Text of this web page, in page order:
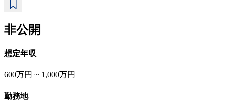
非公開
想定年収
600万円 ~ 1,000万円
勤務地